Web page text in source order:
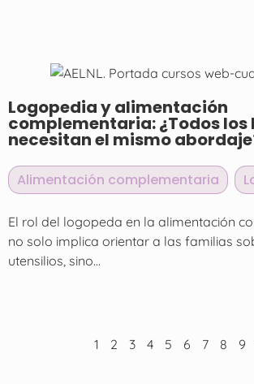
Logopedia y alimentación
complementaria: ¿Todos los
necesitan el mismo
Alimentación complementaria
El rol del logopeda en la alimentación
no solo implica orientar a las familias
utensilios, sino...
1 2 3 4 5 6 7 8 9